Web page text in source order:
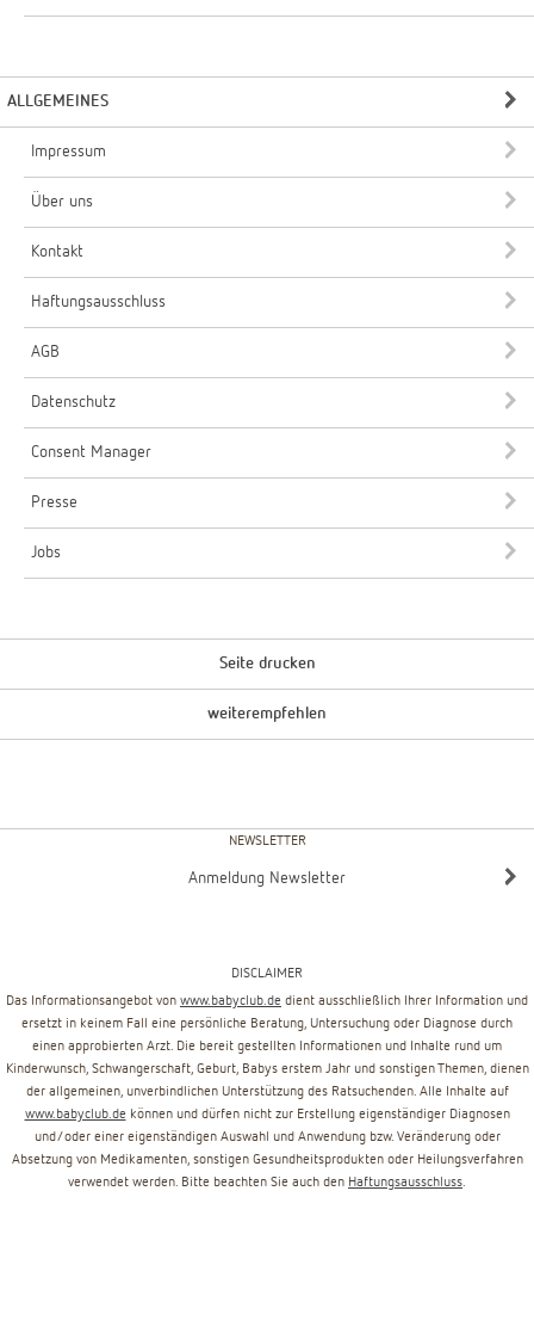
ALLGEMEINES
Impressum
Über uns
Kontakt
Haftungsausschluss
AGB
Datenschutz
Consent Manager
Presse
Jobs
Seite drucken
weiterempfehlen
NEWSLETTER
Anmeldung Newsletter
DISCLAIMER
Das Informationsangebot von www.babyclub.de dient ausschließlich Ihrer Information und
ersetzt in keinem Fall eine persönliche Beratung, Untersuchung oder Diagnose durch
einen approbierten Arzt. Die bereit gestellten Informationen und Inhalte rund um
Kinderwunsch, Schwangerschaft, Geburt, Babys erstem Jahr und sonstigen Themen, dienen
der allgemeinen, unverbindlichen Unterstützung des Ratsuchenden. Alle Inhalte auf
www.babyclub.de können und dürfen nicht zur Erstellung eigenständiger Diagnosen
und/oder einer eigenständigen Auswahl und Anwendung bzw. Veränderung oder
Absetzung von Medikamenten, sonstigen Gesundheitsprodukten oder Heilungsverfahren
verwendet werden. Bitte beachten Sie auch den Haftungsausschluss.